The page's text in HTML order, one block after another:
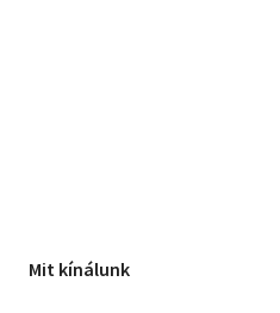
Mit kínálunk